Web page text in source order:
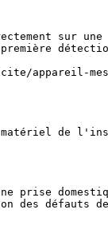
sur une
appareil-
matériel
prise
défauts